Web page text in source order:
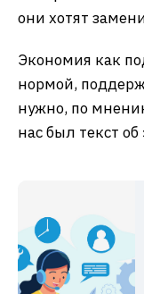
они хотят
Экономия как
нормой,
нужно, по
нас был текст об